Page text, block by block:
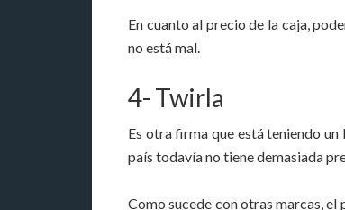
En cuanto al precio de la caja,
no está mal.
4- Twirla
Es otra firma que está teniendo un
país todavía no tiene demasiada
Como sucede con otras marcas, el